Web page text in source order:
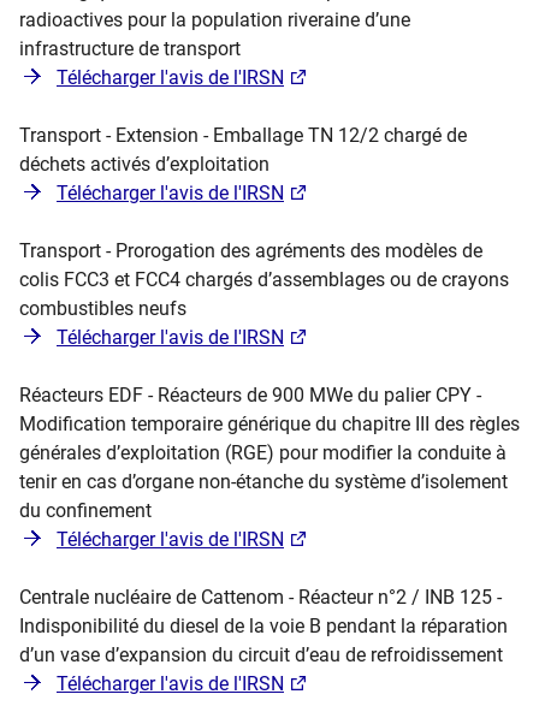
radioactives pour la population riveraine d’une
infrastructure de transport
Télécharger l'avis de l'IRSN
Transport - Extension - Emballage TN 12/2 chargé de
déchets activés d’exploitation
Télécharger l'avis de l'IRSN
Transport - Prorogation des agréments des modèles de
colis FCC3 et FCC4 chargés d’assemblages ou de crayons
combustibles neufs
Télécharger l'avis de l'IRSN
Réacteurs EDF - Réacteurs de 900 MWe du palier CPY -
Modification temporaire générique du chapitre III des règles
générales d’exploitation (RGE) pour modifier la conduite à
tenir en cas d’organe non-étanche du système d’isolement
du confinement
Télécharger l'avis de l'IRSN
Centrale nucléaire de Cattenom - Réacteur n°2 / INB 125 -
Indisponibilité du diesel de la voie B pendant la réparation
d’un vase d’expansion du circuit d’eau de refroidissement
Télécharger l'avis de l'IRSN